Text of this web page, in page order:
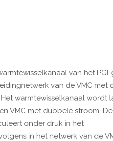
van het
van de VMC met
Het warmtewisselkanaal wordt
VMC met dubbele stroom.
onder druk in het
in het netwerk van de